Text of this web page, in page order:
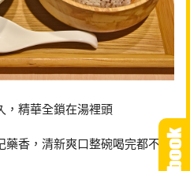
，精華全鎖在湯裡頭
藥香，清新爽口整碗喝完都不膩